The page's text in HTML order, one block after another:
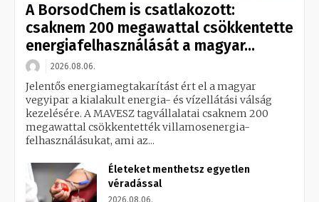
A BorsodChem is csatlakozott:
csaknem 200 megawattal csökkentette
energiafelhasználását a magyar...
2026.08.06.
Jelentős energiamegtakarítást ért el a magyar
vegyipar a kialakult energia- és vízellátási válság
kezelésére. A MAVESZ tagvállalatai csaknem 200
megawattal csökkentették villamosenergia-
felhasználásukat, ami az...
Életeket menthetsz egyetlen
véradással
2026.08.06.